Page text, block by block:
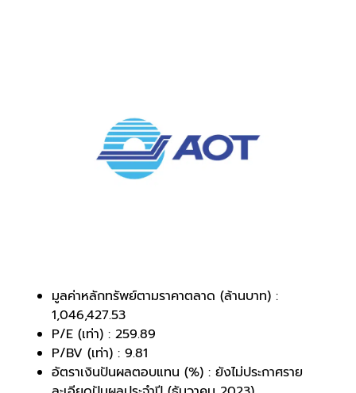
มูลค่าหลักทรัพย์ตามราคาตลาด (ล้านบาท) :
1,046,427.53
P/E (เท่า) : 259.89
P/BV (เท่า) : 9.81
อัตราเงินปันผลตอบแทน (%) : ยังไม่ประกาศราย